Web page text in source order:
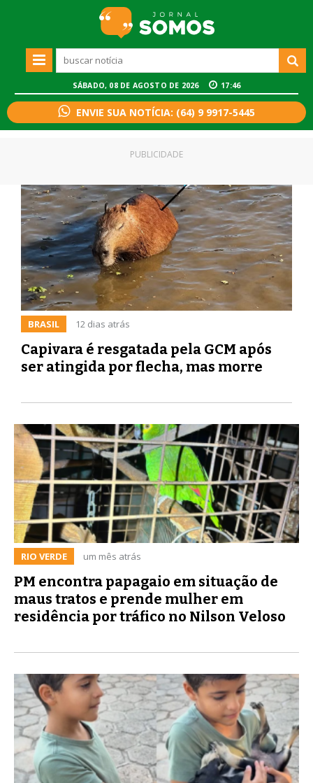
SÁBADO, 08 DE AGOSTO DE 2026 17:46
ENVIE SUA NOTÍCIA: (64) 9 9917-5445
BRASIL 12 dias atrás
Capivara é resgatada pela GCM após
ser atingida por flecha, mas morre
PUBLICIDADE
RIO VERDE um mês atrás
PM encontra papagaio em situação de
maus tratos e prende mulher em
residência por tráfico no Nilson Veloso